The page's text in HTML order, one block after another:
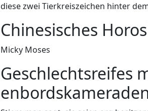
diese zwei Tierkreiszeichen hinter
Chinesisches
Micky Moses
Geschlechtsreifes